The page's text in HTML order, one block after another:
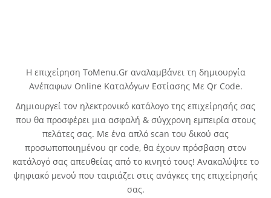
Η επιχείρηση ToMenu.Gr αναλαμβάνει τη δημιουργία
Ανέπαφων Online Καταλόγων Εστίασης Με Qr Code.
Δημιουργεί τον ηλεκτρονικό κατάλογο της επιχείρησής σας
που θα προσφέρει μια ασφαλή & σύγχρονη εμπειρία στους
πελάτες σας. Με ένα απλό scan του δικού σας
προσωποποιημένου qr code, θα έχουν πρόσβαση στον
κατάλογό σας απευθείας από το κινητό τους! Ανακαλύψτε το
ψηφιακό μενού που ταιριάζει στις ανάγκες της επιχείρησής
σας.